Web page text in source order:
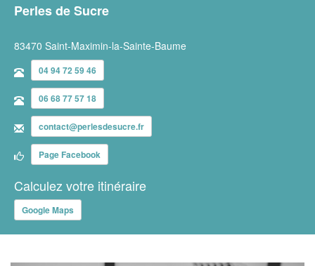
Perles de Sucre
83470 Saint-Maximin-la-Sainte-Baume
04 94 72 59 46
06 68 77 57 18
contact@perlesdesucre.fr
Page Facebook
Calculez votre itinéraire
Google Maps